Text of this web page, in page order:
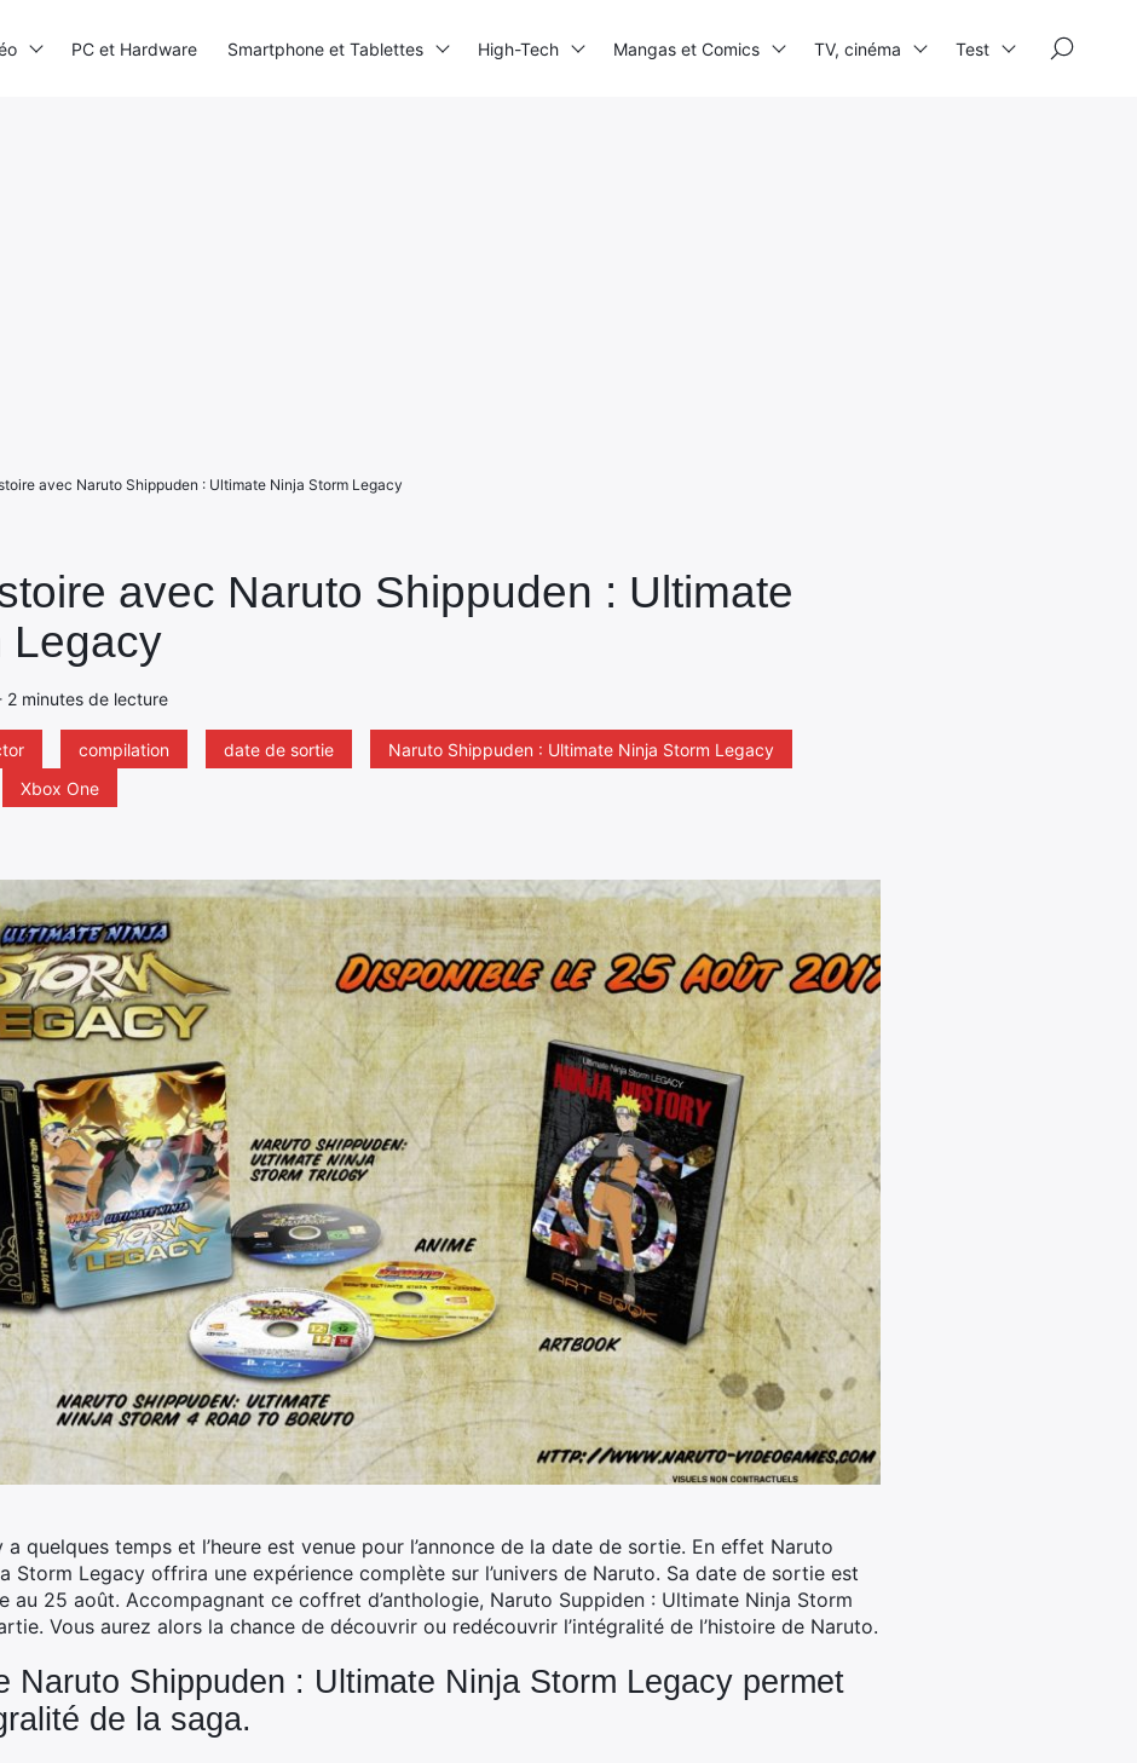
avec Naruto Shippuden : Ultimate
Legacy
2 minutes de lecture
compilation date de sortie
Naruto Shippuden : Ultimate Ninja Storm Legacy
Xbox One
avec Naruto Shippuden : Ultimate Ninja Storm Legacy
quelques temps et l’heure est venue pour l’annonce de la date de sortie. En effet Naruto
Storm Legacy offrira une expérience complète sur l’univers de Naruto. Sa date de sortie est
au 25 août. Accompagnant ce coffret d’anthologie, Naruto Suppiden : Ultimate Ninja Storm
Vous aurez alors la chance de découvrir ou redécouvrir l’intégralité de l’histoire de Naruto.
Naruto Shippuden : Ultimate Ninja Storm Legacy permet
de la saga.
PC et Hardware Smartphone et Tablettes High-Tech Mangas et Comics TV, cinéma Test